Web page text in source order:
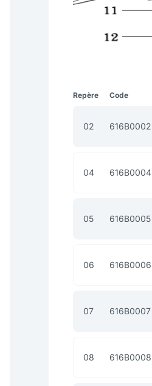
Repère Code
02 616B0002
04 616B0004
05 616B0005
06 616B0006
07 616B0007
08 616B0008